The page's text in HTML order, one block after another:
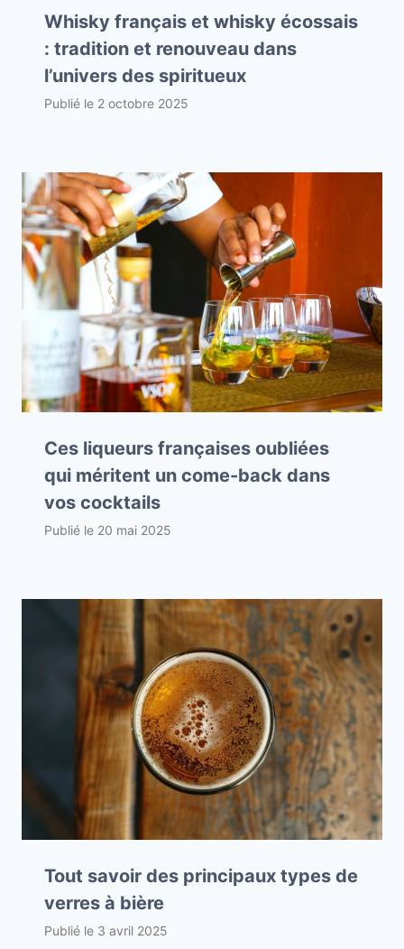
Whisky français et whisky écossais
: tradition et renouveau dans
l’univers des spiritueux
Publié le 2 octobre 2025
Ces liqueurs françaises oubliées
qui méritent un come-back dans
vos cocktails
Publié le 20 mai 2025
Tout savoir des principaux types de
verres à bière
Publié le 3 avril 2025